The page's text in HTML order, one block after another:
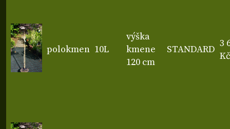
polokmen 10L
výška
kmene
120 cm
STANDARD
3
Kč